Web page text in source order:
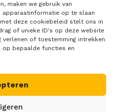
maken we gebruik van
op te slaan
deze cookiebeleid stelt ons in
of unieke ID's op deze website
verlenen of toestemming intrekken
op bepaalde functies en